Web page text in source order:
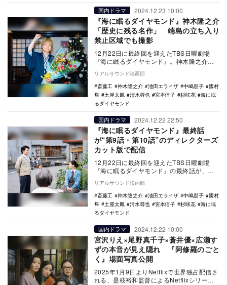
国内ドラマ 2024.12.23 10:00
『海に眠るダイヤモンド』神木隆之介
「歴史に残る名作」 端島の立ち入り
禁止区域でも撮影
12月22日に最終回を迎えたTBS日曜劇場
『海に眠るダイヤモンド』。神木隆之介ら
キャスト陣のクランクアップコメントが公
開された。…
リアルサウンド映画部
斎藤工
神木隆之介 池田エライザ 中嶋朋子
國村
隼
土屋太鳳 清水尋也 宮本信子 杉咲花
海に眠
るダイヤモンド
国内ドラマ 2024.12.22 22:50
『海に眠るダイヤモンド』最終話
が“第9話・第10話”のディレクターズ
カット版で配信
12月22日に最終回を迎えたTBS日曜劇場
『海に眠るダイヤモンド』の最終話が、第9
話・第10話のディレクターズカット版で配
信され…
リアルサウンド映画部
斎藤工
神木隆之介 池田エライザ 中嶋朋子
國村
隼
土屋太鳳 清水尋也 宮本信子 杉咲花
海に眠
るダイヤモンド
国内ドラマ 2024.12.22 10:00
宮沢りえ×尾野真千子×蒼井優×広瀬す
ずの本音が見え隠れ 『阿修羅のごと
く』場面写真公開
2025年1月9日よりNetflixで世界独占配信さ
れる、是枝裕和監督によるNetflixシリーズ